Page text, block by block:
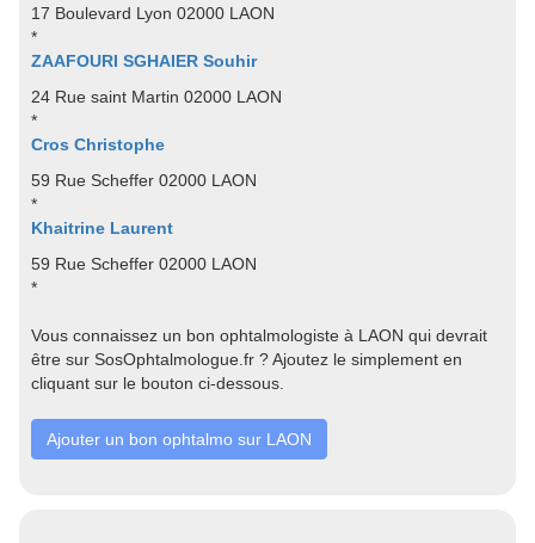
17 Boulevard Lyon 02000 LAON
*
ZAAFOURI SGHAIER Souhir
24 Rue saint Martin 02000 LAON
*
Cros Christophe
59 Rue Scheffer 02000 LAON
*
Khaitrine Laurent
59 Rue Scheffer 02000 LAON
*
Vous connaissez un bon ophtalmologiste à LAON qui devrait
être sur SosOphtalmologue.fr ? Ajoutez le simplement en
cliquant sur le bouton ci-dessous.
Ajouter un bon ophtalmo sur LAON